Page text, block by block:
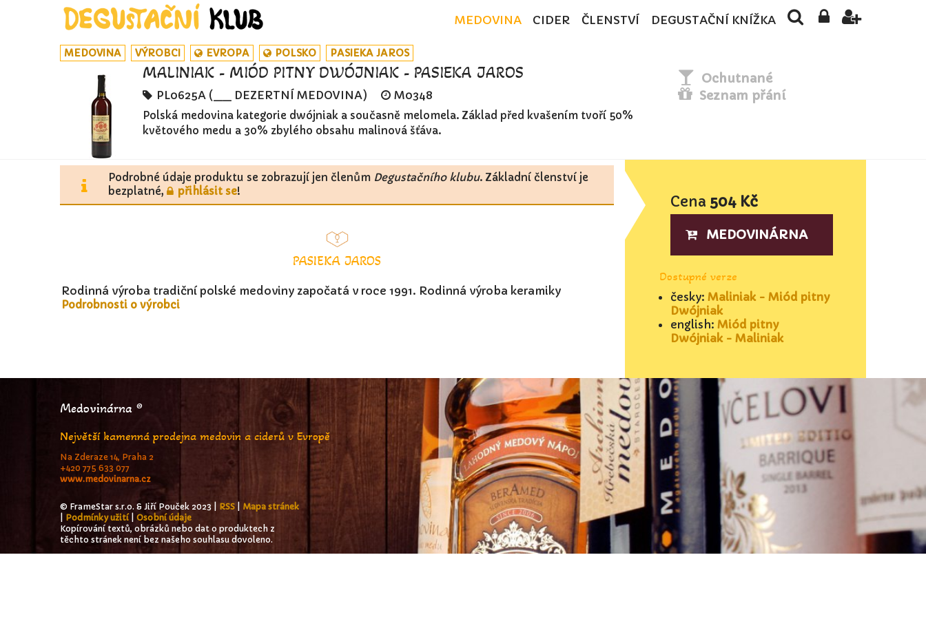
MEDOVINA CIDER ČLENSTVÍ DEGUSTAČNÍ KNÍŽKA
MEDOVINA VÝROBCI EVROPA POLSKO PASIEKA JAROS
MALINIAK - MIÓD PITNY DWÓJNIAK - PASIEKA JAROS
PL0625A (__ DEZERTNÍ MEDOVINA) M0348
Polská medovina kategorie dwójniak a současně melomela. Základ před kvašením tvoří 50%
květového medu a 30% zbylého obsahu malinová šťáva.
Ochutnané
Seznam přání
Podrobné údaje produktu se zobrazují jen členům Degustačního klubu. Základní členství je
bezplatné,
přihlásit se!
PASIEKA JAROS
Rodinná výroba tradiční polské medoviny započatá v roce 1991. Rodinná výroba keramiky
Podrobnosti o výrobci
Cena 504 Kč
MEDOVINÁRNA
Dostupné verze
česky: Maliniak - Miód pitny
Dwójniak
english: Miód pitny
Dwójniak - Maliniak
Medovinárna ®
Největší kamenná prodejna medovin a ciderů v Evropě
Na Zderaze 14, Praha 2
+420 775 633 077
www.medovinarna.cz
© FrameStar s.r.o. & Jiří Pouček 2023 | RSS
Mapa stránek
Podmínky užití| Osobní údaje
Kopírování textů, obrázků nebo dat o produktech z
těchto stránek není bez našeho souhlasu dovoleno.